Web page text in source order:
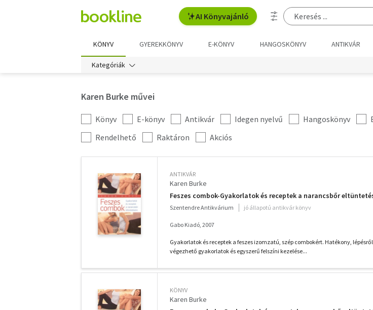
AI Könyvajánló
KÖNYV GYEREKKÖNYV E-KÖNYV HANGOSKÖNYV ANTIKVÁR
Kategóriák
Karen Burke művei
Kategória
szűrés
Könyv E-könyv Antikvár Idegen nyelvű Hangoskönyv
További
szűrők
Rendelhető Raktáron Akciós
ANTIKVÁR
Karen Burke
Feszes combok-Gyakorlatok és receptek a narancsbőr
Szentendre Antikvárium jó állapotú antikvár könyv
Gabo Kiadó, 2007
Gyakorlatok és receptek a feszes izomzatú, szép combokért. Hatékony,
végezhető gyakorlatok és egyszerű felszíni kezelése...
KÖNYV
Karen Burke